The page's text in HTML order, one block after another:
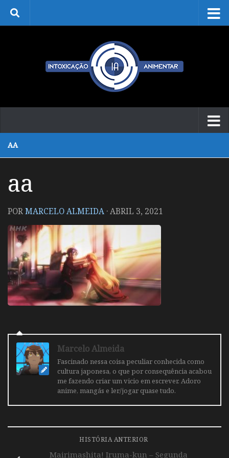
Skip to content
AA
aa
PORMARCELO ALMEIDA ·ABRIL 3, 2021
Marcelo Almeida
Fascinado nessa coisa peculiar conhecida como
cultura japonesa, o que por consequência acabou
me fazendo criar um vicio em escrever. Adoro
anime, mangás e ler/jogar quase tudo.
HISTÓRIA ANTERIOR
Mairimashita! Iruma-kun – Segunda